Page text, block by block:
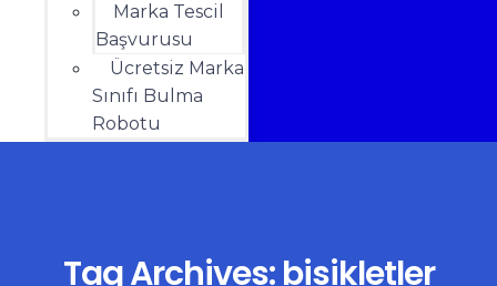
Marka Tescil
Başvurusu
Ücretsiz Marka
Sınıfı Bulma
Robotu
Tag Archives:bisikletler